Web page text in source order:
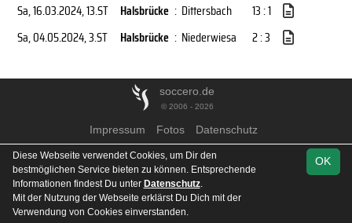
Sa, 16.03.2024, 13.ST Halsbrücke : Dittersbach
13 : 1
Sa, 04.05.2024, 3.ST Halsbrücke : Niederwiesa 2 : 3
soccero.de
© 2006 - 2026
Impressum Fotos Datenschutz
OK
Diese Webseite verwendet Cookies, um Dir den
bestmöglichen Service bieten zu können. Entsprechende
Informationen findest Du unter Datenschutz.
Mit der Nutzung der Webseite erklärst Du Dich mit der
Verwendung von Cookies einverstanden.